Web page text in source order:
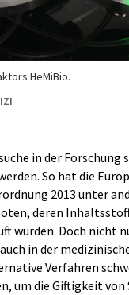
HeMiBio.
in der Forschung
So hat die
2013 unter
deren
wurden. Doch nicht
in der
Verfahren
um die Giftigkeit von